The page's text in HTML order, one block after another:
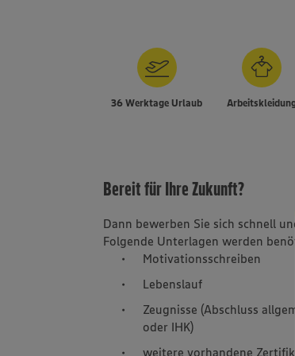
36 Werktage Urlaub
Bereit für Ihre Zukunft?
Dann bewerben Sie sich schnell
Folgende Unterlagen werden
Motivationsschreiben
Lebenslauf
Zeugnisse (Abschluss
oder IHK)
weitere vorhandene